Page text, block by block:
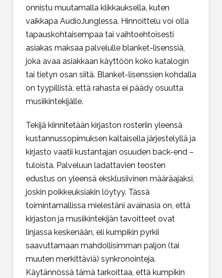
onnistu muutamalla klikkauksella, kuten
vaikkapa AudioJunglessa. Hinnoittelu voi olla
tapauskohtaisempaa tai vaihtoehtoisesti
asiakas maksaa palvelulle blanket-lisenssiä,
joka avaa asiakkaan käyttöön koko katalogin
tai tietyn osan siitä. Blanket-lisenssien kohdalla
on tyypillistä, että rahasta ei päädy osuutta
musiikintekijälle.
Tekijä kiinnitetään kirjaston rosteriin yleensä
kustannussopimuksen kaltaisella järjestelyllä ja
kirjasto vaatii kustantajan osuuden back-end –
tuloista. Palveluun ladattavien teosten
edustus on yleensä eksklusiivinen määräajaksi,
joskin poikkeuksiakin löytyy. Tässä
toimintamallissa mielestäni avainasia on, että
kirjaston ja musiikintekijän tavoitteet ovat
linjassa keskenään, eli kumpikin pyrkii
saavuttamaan mahdollisimman paljon (tai
muuten merkittäviä) synkronointeja.
Käytännössä tämä tarkoittaa, että kumpikin